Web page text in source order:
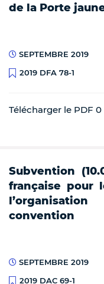
de la Porte
SEPTEMBRE 2019
2019 DFA 78-1
Télécharger le PDF 0
Subvention
française pour
convention
SEPTEMBRE 2019
2019 DAC 69-1